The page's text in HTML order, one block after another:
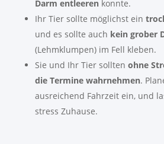
Darm entleeren konnte.
Ihr Tier sollte möglichst ein
und es sollte auch kein grober
(Lehmklumpen) im Fell kleben.
Sie und Ihr Tier sollten ohne
die Termine wahrnehmen.
ausreichend Fahrzeit ein, und
stress Zuhause.